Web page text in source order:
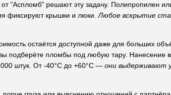
от "Аспломб" решают эту задачу. Полипропилен
фиксируют крышки и люки.Любое вскрытие
остаётся доступной даже для больших
подберёте пломбы под любую тару. Нанесение
штук. От -40°C до +60°C — они выдерживают